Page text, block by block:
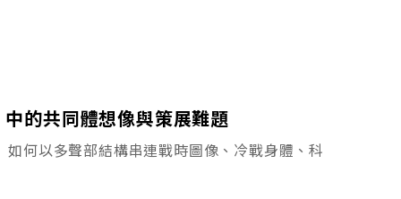
的共同體想像與策展難題
何以多聲部結構串連戰時圖像、冷戰身體、科